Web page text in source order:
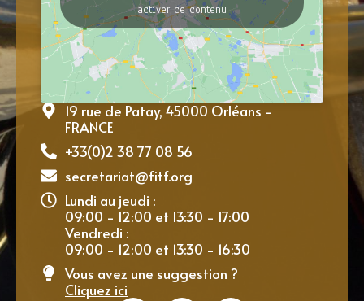
activer ce contenu
19 rue de Patay, 45000 Orléans -
FRANCE
+33(0)2 38 77 08 56
secretariat@fitf.org
Lundi au jeudi :
09:00 - 12:00 et 13:30 - 17:00
Vendredi :
09:00 - 12:00 et 13:30 - 16:30
Vous avez une suggestion ?
Cliquez ici